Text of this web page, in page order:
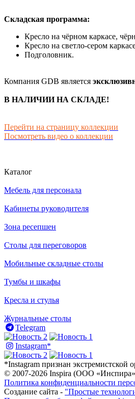
Складская программа:
Кресло на чёрном каркасе,
Кресло на светло-сером
Подголовник.
Компания GDB является
В НАЛИЧИИ НА СКЛАДЕ!
Перейти на страницу коллекции
Посмотреть видео о коллекции
Каталог
Мебель для персонала
Кабинеты руководителя
Зона ресепшен
Столы для переговоров
Мобильные складные столы
Тумбы и шкафы
Кресла и стулья
Журнальные столы
Telegram
Instagram*
*Instagram признан экстремистской
© 2007-2026 Inspira (ООО
Политика конфиденциальности
Создание сайта - "Простые